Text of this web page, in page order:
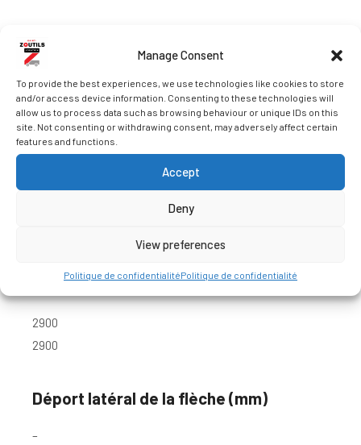
Manage Consent
To provide the best experiences, we use technologies like cookies to store
and/or access device information. Consenting to these technologies will
allow us to process data such as browsing behaviour or unique IDs on this
site. Not consenting or withdrawing consent, may adversely affect certain
features and functions.
Accept
Deny
View preferences
Politique de confidentialitéPolitique de confidentialité
Envergure à la portée maximale (m)
4′ 6 »
4′ 6 »
Capacité à la hauteur maximale de
Capacité à l’envergure maximale (kg)
2900
2900
Déport latéral de la flèche (mm)
–